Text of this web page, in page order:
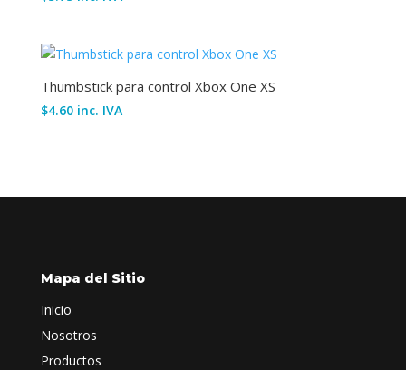
Thumbstick para control Xbox One XS
$4.60 inc. IVA
Mapa del Sitio
Inicio
Nosotros
Productos